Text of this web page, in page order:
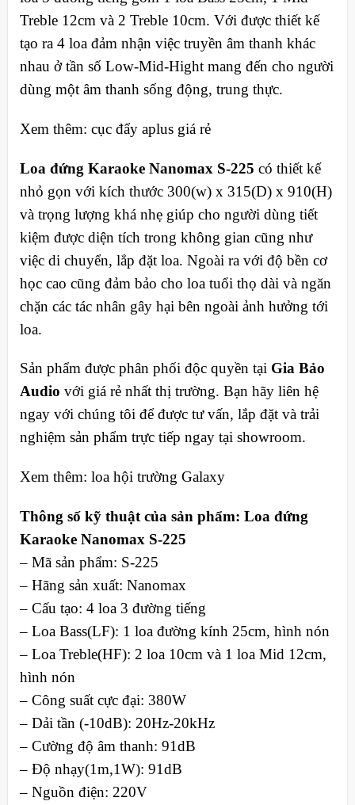
Treble 12cm và 2 Treble 10cm. Với được thiết kế
tạo ra 4 loa đảm nhận việc truyền âm thanh khác
nhau ở tần số Low-Mid-Hight mang đến cho người
dùng một âm thanh sống động, trung thực.
Xem thêm: cục đẩy aplus giá rẻ
Loa đứng Karaoke Nanomax S-225 có thiết kế
nhỏ gọn với kích thước 300(w) x 315(D) x 910(H)
và trọng lượng khá nhẹ giúp cho người dùng tiết
kiệm được diện tích trong không gian cũng như
việc di chuyển, lắp đặt loa. Ngoài ra với độ bền cơ
học cao cũng đảm bảo cho loa tuổi thọ dài và ngăn
chặn các tác nhân gây hại bên ngoài ảnh hưởng tới
loa.
Sản phẩm được phân phối độc quyền tại Gia Bảo
Audio với giá rẻ nhất thị trường. Bạn hãy liên hệ
ngay với chúng tôi để được tư vấn, lắp đặt và trải
nghiệm sản phẩm trực tiếp ngay tại showroom.
Xem thêm: loa hội trường Galaxy
Thông số kỹ thuật của sản phẩm: Loa đứng
Karaoke Nanomax S-225
– Mã sản phẩm: S-225
– Hãng sản xuất: Nanomax
– Cấu tạo: 4 loa 3 đường tiếng
– Loa Bass(LF): 1 loa đường kính 25cm, hình nón
– Loa Treble(HF): 2 loa 10cm và 1 loa Mid 12cm,
hình nón
– Công suất cực đại: 380W
– Dải tần (-10dB): 20Hz-20kHz
– Cường độ âm thanh: 91dB
– Độ nhạy(1m,1W): 91dB
– Nguồn điện: 220V